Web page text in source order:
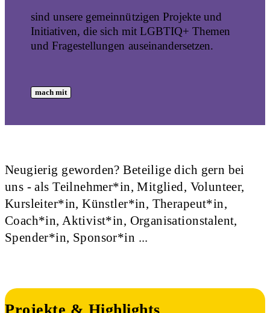
sind unsere gemeinnützigen Projekte und
Initiativen, die sich mit LGBTIQ+ Themen
und Fragestellungen auseinandersetzen.
mach mit
Neugierig geworden? Beteilige dich gern bei
uns - als Teilnehmer*in, Mitglied, Volunteer,
Kursleiter*in, Künstler*in, Therapeut*in,
Coach*in, Aktivist*in, Organisationstalent,
Spender*in, Sponsor*in ...
Projekte & Highlights